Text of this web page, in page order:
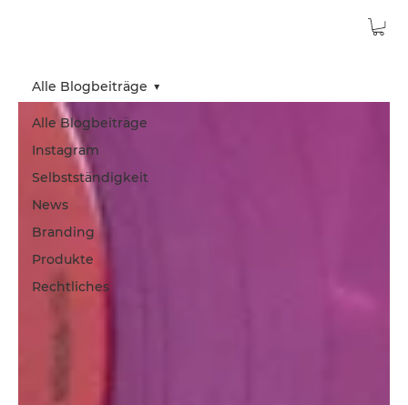
Alle Blogbeiträge
Instagram
Selbstständigkeit
News
Branding
Produkte
Rechtliches
Alle Blogbeiträge